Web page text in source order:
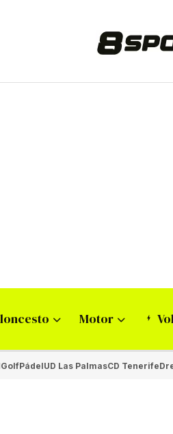
Motor
GolfPádelUD Las PalmasCD Tenerife